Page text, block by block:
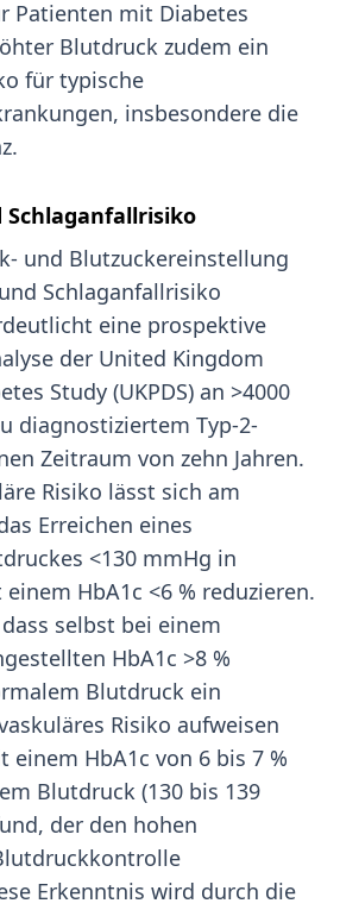
Patienten mit Diabetes
Blutdruck zudem ein
für typische
insbesondere die
und Blutzuckereinstellung
Schlaganfallrisiko
eine prospektive
der United Kingdom
Study (UKPDS) an >4000
diagnostiziertem Typ-2-
Zeitraum von zehn Jahren.
Risiko lässt sich am
Erreichen eines
<130 mmHg in
HbA1c <6 % reduzieren.
selbst bei einem
HbA1c >8 %
Blutdruck ein
Risiko aufweisen
einem HbA1c von 6 bis 7 %
Blutdruck (130 bis 139
der den hohen
Erkenntnis wird durch die